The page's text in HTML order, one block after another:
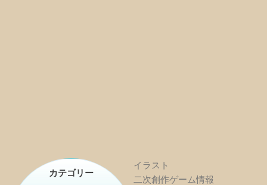
カテゴリー
イラスト
二次創作ゲーム情報